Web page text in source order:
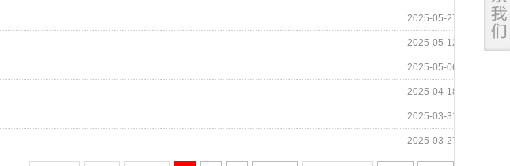
2025-05-27
2025-05-12
2025-05-06
2025-04-18
2025-03-31
2025-03-27